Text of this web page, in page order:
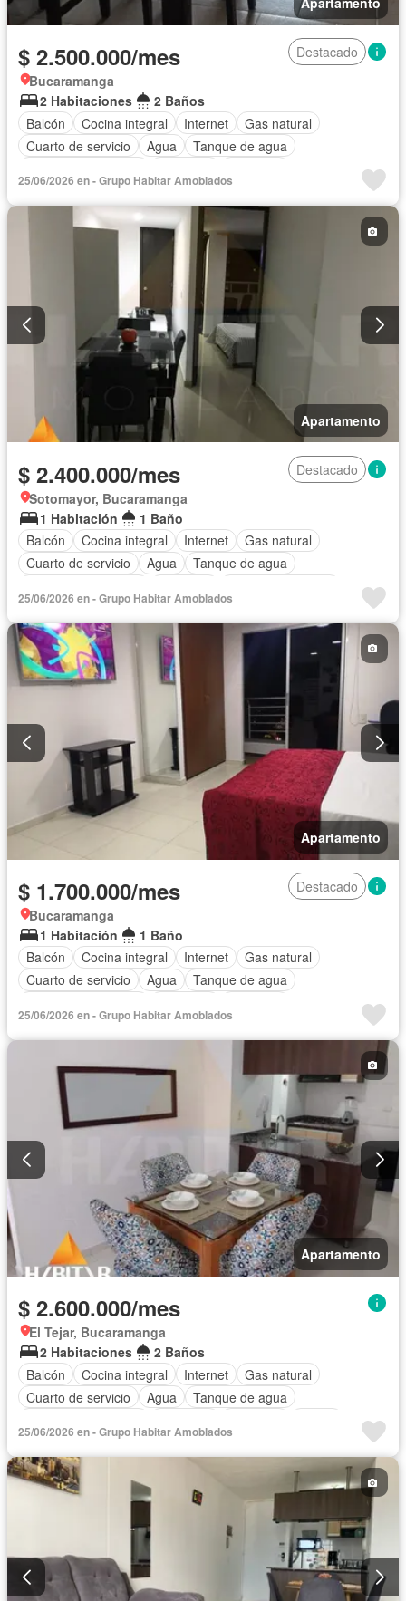
$ 2.500.000/mes
Destacado
Bucaramanga
2 Habitaciones
2 Baños
Balcón
Cocina integral Internet
Gas natural
Cuarto de servicio
Agua
Tanque de agua
Seguridad privada
Piscina
Permite mascotas
Permite niños
25/06/2026 en - Grupo Habitar Amoblados
Apartamento
$ 2.400.000/mes
Destacado
Sotomayor, Bucaramanga
1 Habitación
1 Baño
Balcón
Cocina integral Internet
Gas natural
Cuarto de servicio
Agua
Tanque de agua
Permite mascotas
Permite niños
25/06/2026 en - Grupo Habitar Amoblados
Apartamento
$ 1.700.000/mes
Destacado
Bucaramanga
1 Habitación
1 Baño
Balcón
Cocina integral Internet
Gas natural
Cuarto de servicio
Agua
Tanque de agua
Seguridad privada
Permite mascotas
25/06/2026 en - Grupo Habitar Amoblados
Apartamento
$ 2.600.000/mes
El Tejar, Bucaramanga
2 Habitaciones
2 Baños
Balcón
Cocina integral Internet
Gas natural
Cuarto de servicio
Agua
Tanque de agua
Seguridad privada
Piscina
Permite mascotas
Permite niños
25/06/2026 en - Grupo Habitar Amoblados